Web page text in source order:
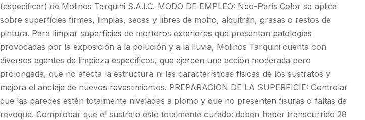
(especificar) de Molinos Tarquini S.A.I.C. MODO DE EMPLEO: Neo-París Color se aplica
sobre superficies firmes, limpias, secas y libres de moho, alquitrán, grasas o restos de
pintura. Para limpiar superficies de morteros exteriores que presentan patologías
provocadas por la exposición a la polución y a la lluvia, Molinos Tarquini cuenta con
diversos agentes de limpieza específicos, que ejercen una acción moderada pero
prolongada, que no afecta la estructura ni las características físicas de los sustratos y
mejora el anclaje de nuevos revestimientos. PREPARACION DE LA SUPERFICIE: Controlar
que las paredes estén totalmente niveladas a plomo y que no presenten fisuras o faltas de
revoque. Comprobar que el sustrato esté totalmente curado: deben haber transcurrido 28